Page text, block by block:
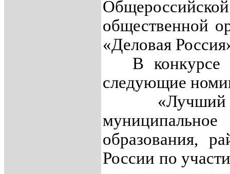
Общероссийской
общественной
«Деловая
В конкурсе
следующие
«Лучший
муниципальное
образования,
России по